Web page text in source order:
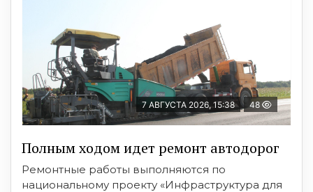
7 АВГУСТА 2026, 15:38 48
Полным ходом идет ремонт автодорог
Ремонтные работы выполняются по
национальному проекту «Инфраструктура для